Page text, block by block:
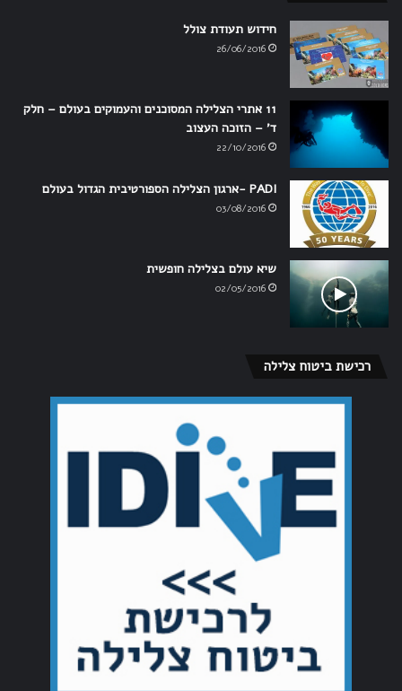
חידוש תעודת צולל
26/06/2016
11 אתרי הצלילה המסוכנים והעמוקים בעולם – חלק
ד' – הזוכה העצוב
22/10/2016
PADI -ארגון הצלילה הספורטיבית הגדול בעולם
03/08/2016
שיא עולם בצלילה חופשית
02/05/2016
רכישת ביטוח צלילה